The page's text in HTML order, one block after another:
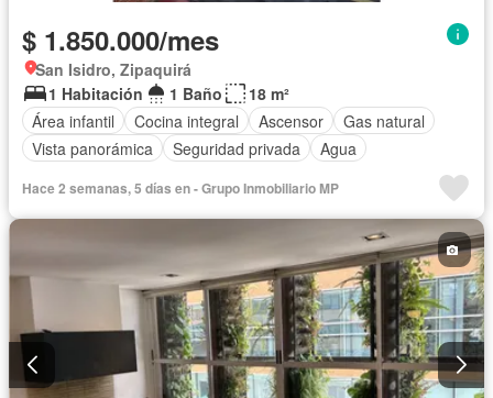
$ 1.850.000/mes
San Isidro, Zipaquirá
1 Habitación
1 Baño
18 m²
Área infantil
Cocina integral Ascensor
Gas natural
Vista panorámica
Seguridad privada Agua
Hace 2 semanas, 5 días en - Grupo Inmobiliario MP